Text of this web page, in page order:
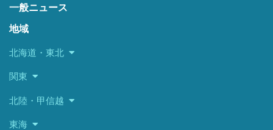
一般ニュース
地域
北海道・東北
関東
北陸・甲信越
東海